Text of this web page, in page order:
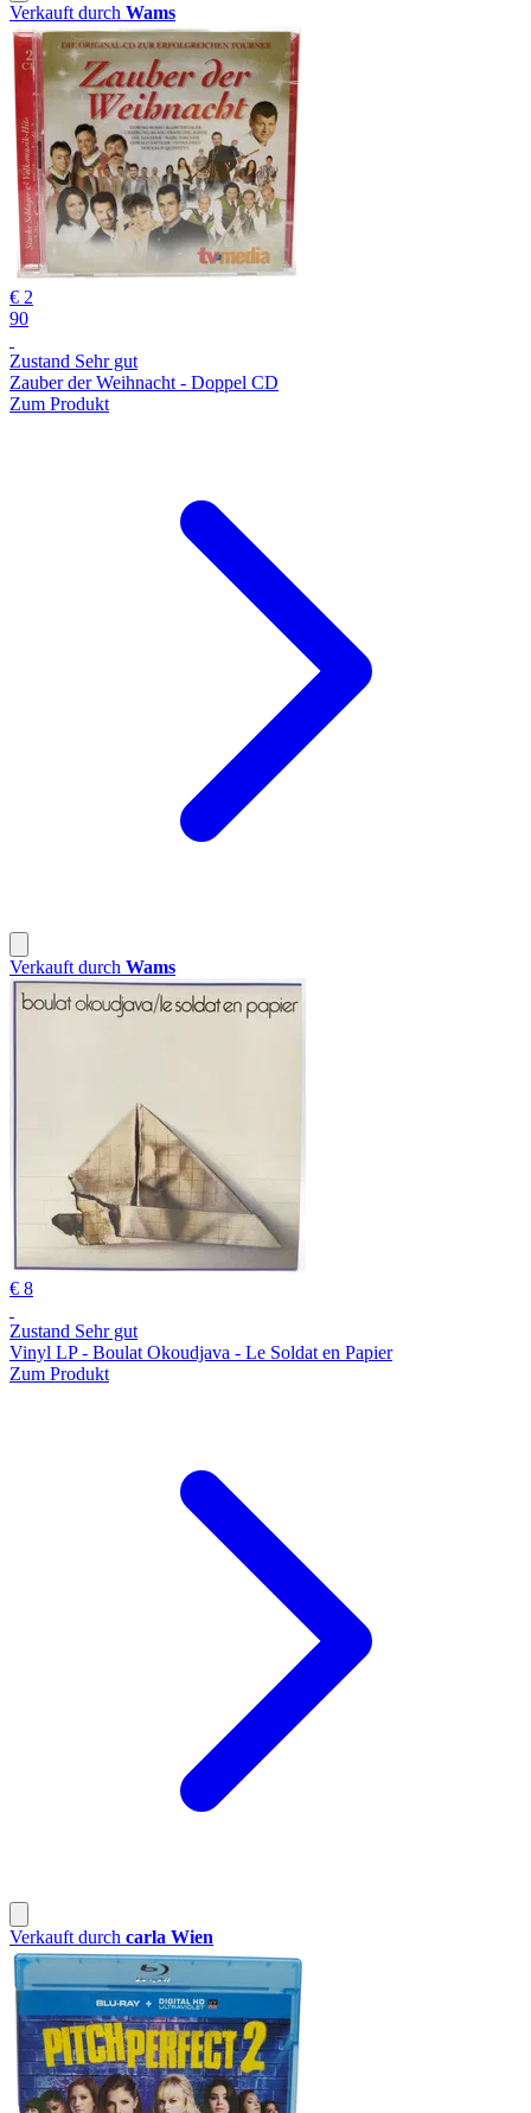
Verkauft durch Wams
€ 2
90
Zustand Sehr gut
Zauber der Weihnacht - Doppel CD
Zum Produkt
Verkauft durch Wams
€ 8
Zustand Sehr gut
Vinyl LP - Boulat Okoudjava - Le Soldat en Papier
Zum Produkt
Verkauft durch carla Wien